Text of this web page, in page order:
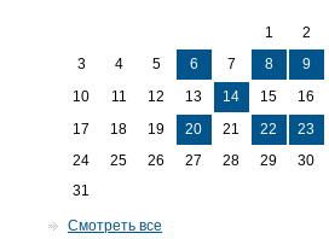
1
2
3
4 5 6 7 8
9
10
11 12 13 14 15
16
17
18 19 20 21 22
23
24
25 26 27 28 29
30
31
Смотреть все